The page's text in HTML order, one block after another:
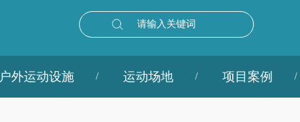
请输入关键词
户外运动设施 运动场地 项目案例